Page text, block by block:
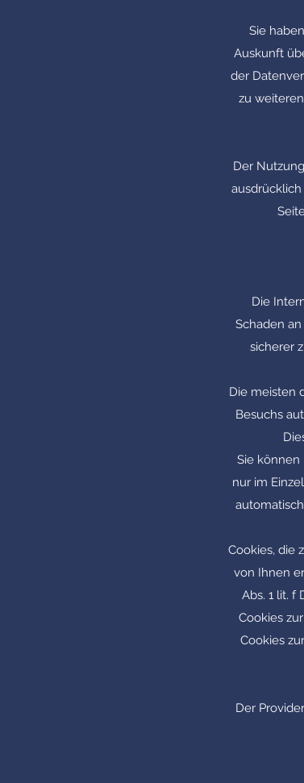
Sie
Auskunft
der
zu
Der
Die
Schaden
sicherer
Die meisten
Besuchs
Sie können
nur im
Cookies, die
von Ihnen
Abs. 1 lit. f
Cookies
Cookies
Der